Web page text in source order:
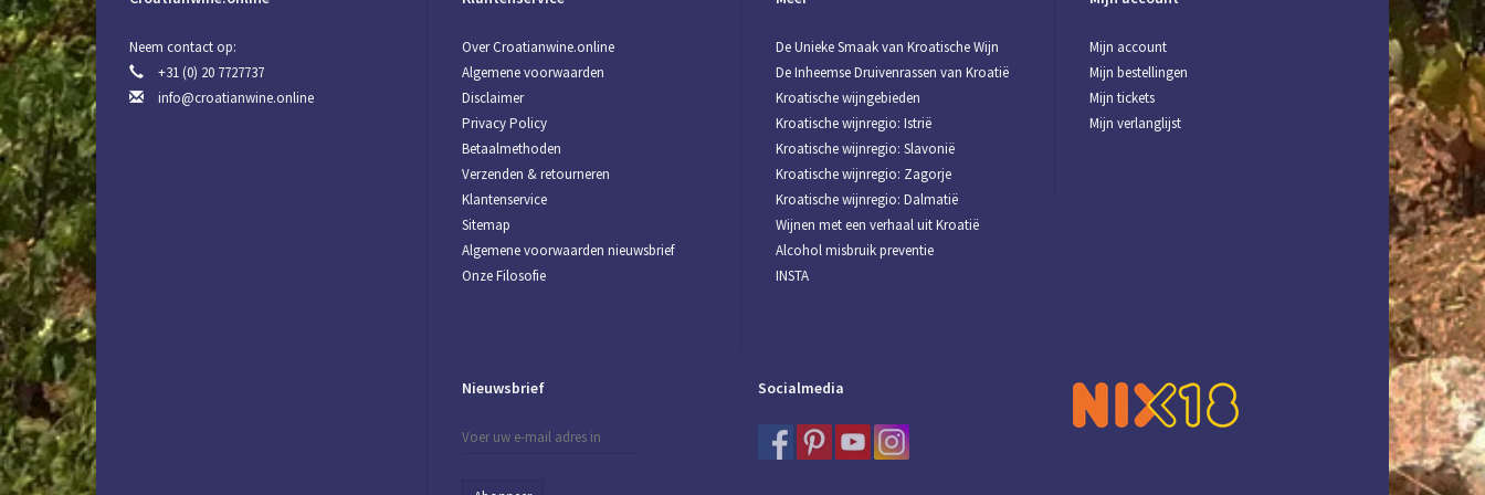
Neem contact op:
+31 (0) 20 7727737
info@croatianwine.online
Over Croatianwine.online
Algemene voorwaarden
Disclaimer
Privacy Policy
Betaalmethoden
Verzenden & retourneren
Klantenservice
Sitemap
Algemene voorwaarden nieuwsbrief
Onze Filosofie
De Unieke Smaak van Kroatische Wijn
De Inheemse Druivenrassen van Kroatië
Kroatische wijngebieden
Kroatische wijnregio: Istrië
Kroatische wijnregio: Slavonië
Kroatische wijnregio: Zagorje
Kroatische wijnregio: Dalmatië
Wijnen met een verhaal uit Kroatië
Alcohol misbruik preventie
INSTA
Mijn account
Mijn bestellingen
Mijn tickets
Mijn verlanglijst
Nieuwsbrief Socialmedia